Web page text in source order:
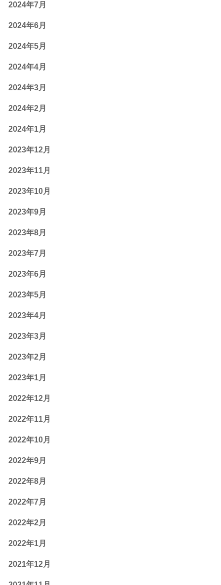
2024年7月
2024年6月
2024年5月
2024年4月
2024年3月
2024年2月
2024年1月
2023年12月
2023年11月
2023年10月
2023年9月
2023年8月
2023年7月
2023年6月
2023年5月
2023年4月
2023年3月
2023年2月
2023年1月
2022年12月
2022年11月
2022年10月
2022年9月
2022年8月
2022年7月
2022年2月
2022年1月
2021年12月